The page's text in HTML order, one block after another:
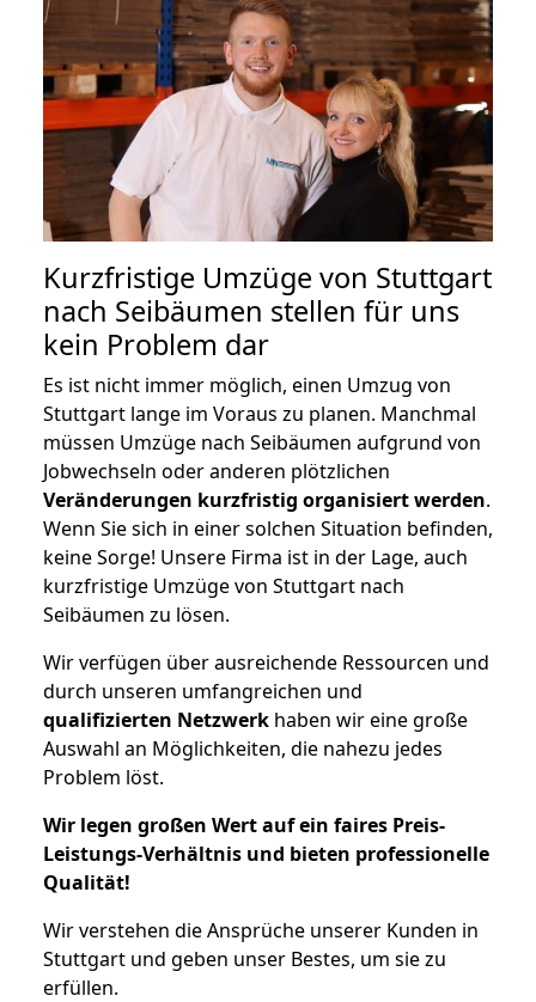
Kurzfristige Umzüge von Stuttgart
nach Seibäumen stellen für uns
kein Problem dar
Es ist nicht immer möglich, einen Umzug von
Stuttgart lange im Voraus zu planen. Manchmal
müssen Umzüge nach Seibäumen aufgrund von
Jobwechseln oder anderen plötzlichen
Veränderungen kurzfristig organisiert werden.
Wenn Sie sich in einer solchen Situation befinden,
keine Sorge! Unsere Firma ist in der Lage, auch
kurzfristige Umzüge von Stuttgart nach
Seibäumen zu lösen.
Wir verfügen über ausreichende Ressourcen und
durch unseren umfangreichen und
qualifizierten Netzwerk haben wir eine große
Auswahl an Möglichkeiten, die nahezu jedes
Problem löst.
Wir legen großen Wert auf ein faires Preis-
Leistungs-Verhältnis und bieten professionelle
Qualität!
Wir verstehen die Ansprüche unserer Kunden in
Stuttgart und geben unser Bestes, um sie zu
erfüllen.